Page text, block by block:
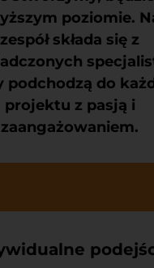
poziomie.
zespół składa się z
podchodzą do
projektu z pasją i
zaangażowaniem.